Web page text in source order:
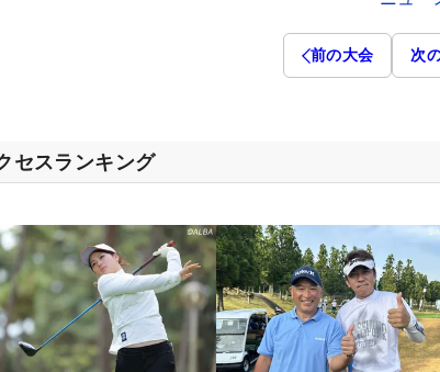
前の大会 次
セスランキング